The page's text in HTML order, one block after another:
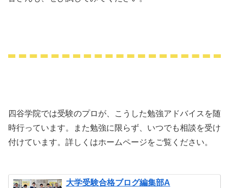
四谷学院では受験のプロが、こうした勉強アドバイスを随
時行っています。また勉強に限らず、いつでも相談を受け
付けています。詳しくはホームページをご覧ください。
大学受験合格ブログ編集部A